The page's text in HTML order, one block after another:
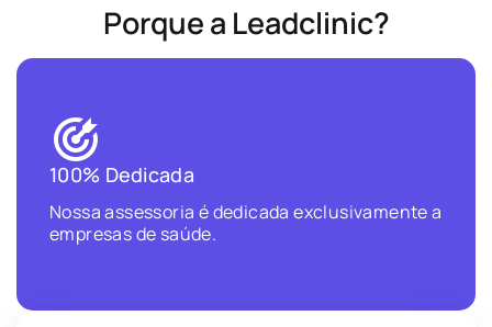
Porque a Leadclinic?
100% Dedicada
Nossa assessoria é dedicada exclusivamente a
empresas de saúde.